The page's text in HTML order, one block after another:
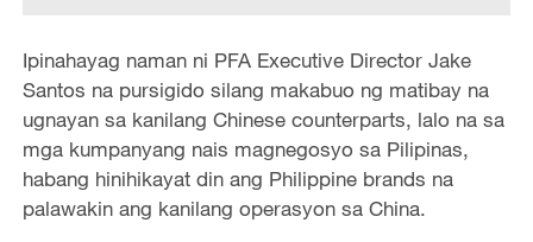
Ipinahayag naman ni PFA Executive Director Jake
Santos na pursigido silang makabuo ng matibay na
ugnayan sa kanilang Chinese counterparts, lalo na sa
mga kumpanyang nais magnegosyo sa Pilipinas,
habang hinihikayat din ang Philippine brands na
palawakin ang kanilang operasyon sa China.